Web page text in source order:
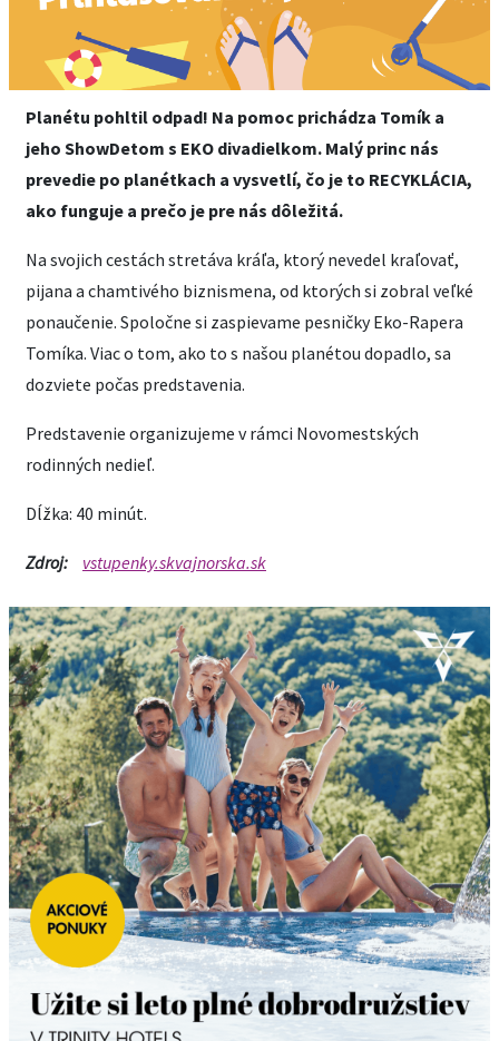
Planétu pohltil odpad! Na pomoc prichádza Tomík a
jeho ShowDetom s EKO divadielkom. Malý princ nás
prevedie po planétkach a vysvetlí, čo je to RECYKLÁCIA,
ako funguje a prečo je pre nás dôležitá.
Na svojich cestách stretáva kráľa, ktorý nevedel kraľovať,
pijana a chamtivého biznismena, od ktorých si zobral veľké
ponaučenie. Spoločne si zaspievame pesničky Eko-Rapera
Tomíka. Viac o tom, ako to s našou planétou dopadlo, sa
dozviete počas predstavenia.
Predstavenie organizujeme v rámci Novomestských
rodinných nedieľ.
Dĺžka: 40 minút.
Zdroj: vstupenky.skvajnorska.sk